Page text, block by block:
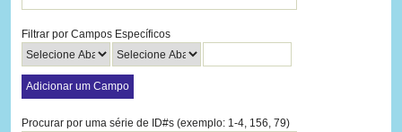
Filtrar por Campos Específicos
Adicionar um Campo
Procurar por uma série de ID#s (exemplo: 1-4, 156, 79)